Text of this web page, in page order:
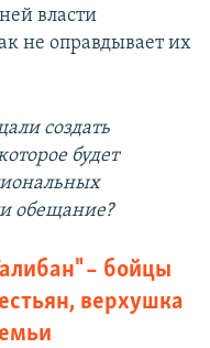
власти
не оправдывает их
создать
будет
обещание?
– бойцы
верхушка